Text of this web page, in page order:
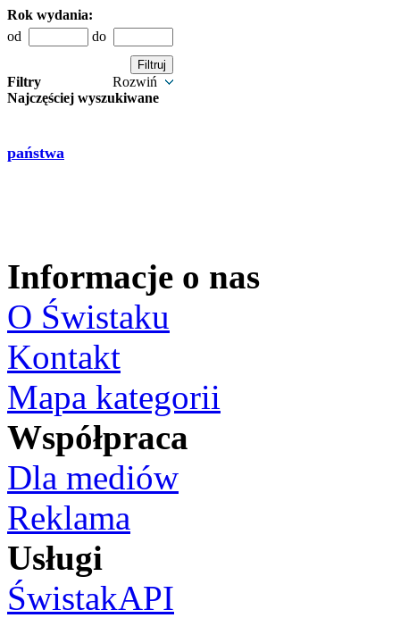
Rok wydania:
od
do
Filtry
Rozwiń
Najczęściej wyszukiwane
państwa
Informacje o nas
O Świstaku
Kontakt
Mapa kategorii
Współpraca
Dla mediów
Reklama
Usługi
ŚwistakAPI